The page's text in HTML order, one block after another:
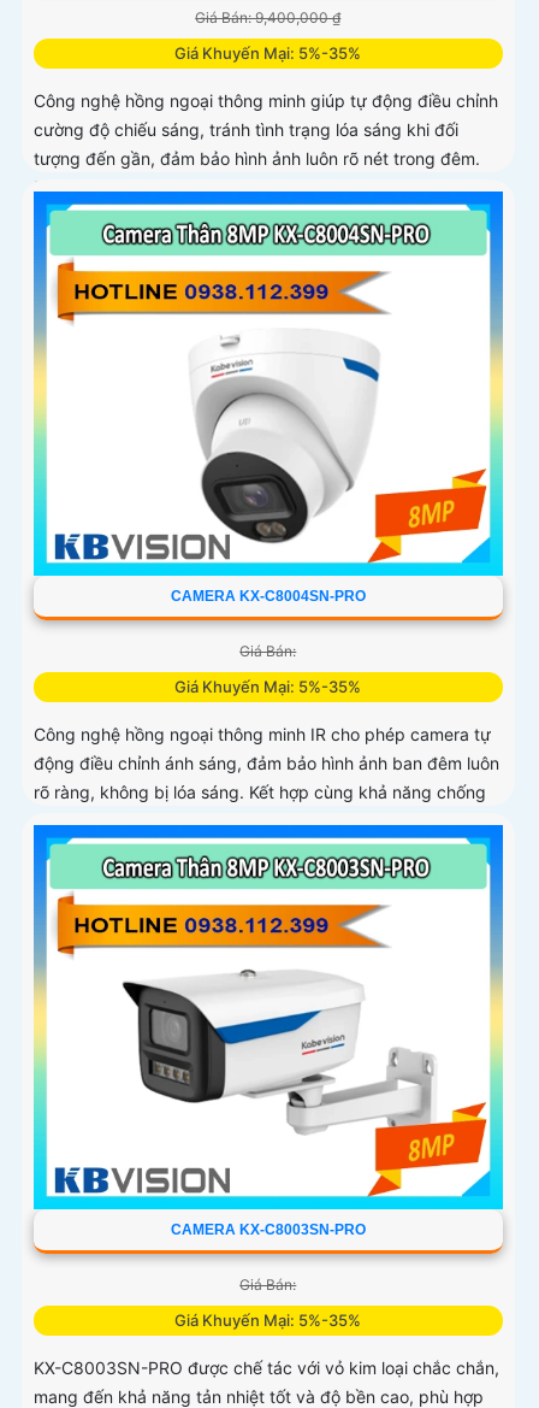
Giá Bán: 9,400,000 ₫
Giá Khuyến Mại: 5%-35%
Công nghệ hồng ngoại thông minh giúp tự động điều chỉnh
cường độ chiếu sáng, tránh tình trạng lóa sáng khi đối
tượng đến gần, đảm bảo hình ảnh luôn rõ nét trong đêm.
Bên cạnh đó, công nghệ giảm nhiễu 3DNR và chống ngược
sáng DWDR giúp camera tái tạo màu sắc chính xác và rõ
ràng trong mọi điều kiện ánh sáng phức tạp như ngược
sáng mạnh hay thiếu sáng
CAMERA KX-C8004SN-PRO
Giá Bán:
Giá Khuyến Mại: 5%-35%
Công nghệ hồng ngoại thông minh IR cho phép camera tự
động điều chỉnh ánh sáng, đảm bảo hình ảnh ban đêm luôn
rõ ràng, không bị lóa sáng. Kết hợp cùng khả năng chống
ngược sáng (DWDR) và giảm nhiễu (3DNR), hình ảnh thu
được luôn mượt mà, màu sắc chân thực và chi tiết rõ nét,
ngay cả trong môi trường ánh sáng yếu hoặc ánh sáng
phức tạp như ngược sáng hoặc chói nắng
CAMERA KX-C8003SN-PRO
Giá Bán:
Giá Khuyến Mại: 5%-35%
KX-C8003SN-PRO được chế tác với vỏ kim loại chắc chắn,
mang đến khả năng tản nhiệt tốt và độ bền cao, phù hợp